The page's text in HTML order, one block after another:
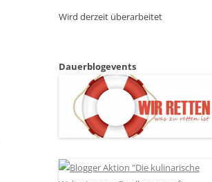
Wird derzeit überarbeitet
Dauerblogevents